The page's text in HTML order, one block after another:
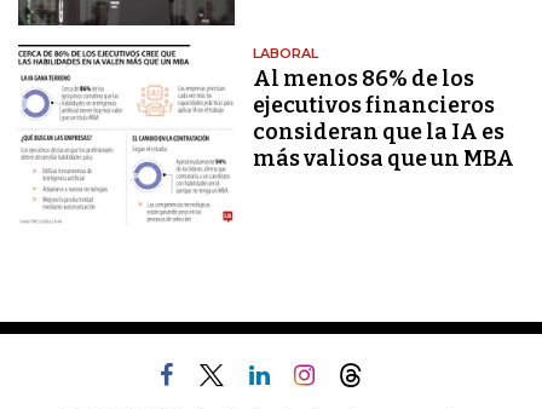
LABORAL
Al menos 86% de los
ejecutivos financieros
consideran que la IA es
más valiosa que un MBA